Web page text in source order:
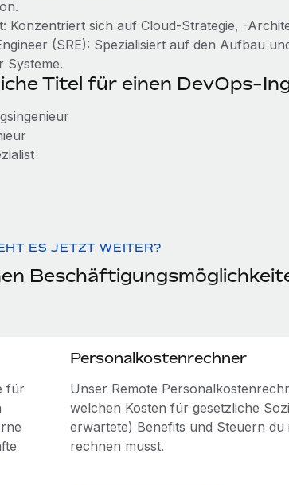
Konzentriert sich auf Cloud-Strategie, -
(SRE): Spezialisiert auf den Aufbau
Systeme.
Titel für einen DevOps-
ES JETZT WEITER?
für
Personalkostenrechner
Unser Remote
welchen Kosten für gesetzliche
erwartete) Benefits und Steuern du
rechnen musst.